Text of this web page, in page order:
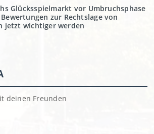
Glücksspielmarkt vor Umbruchsphase
zur Rechtslage von
jetzt wichtiger werden
deinen Freunden